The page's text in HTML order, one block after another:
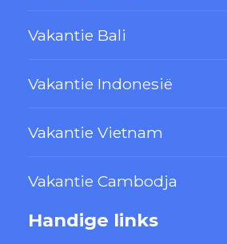
Vakantie Bali
Vakantie Indonesië
Vakantie Vietnam
Vakantie Cambodja
Handige links